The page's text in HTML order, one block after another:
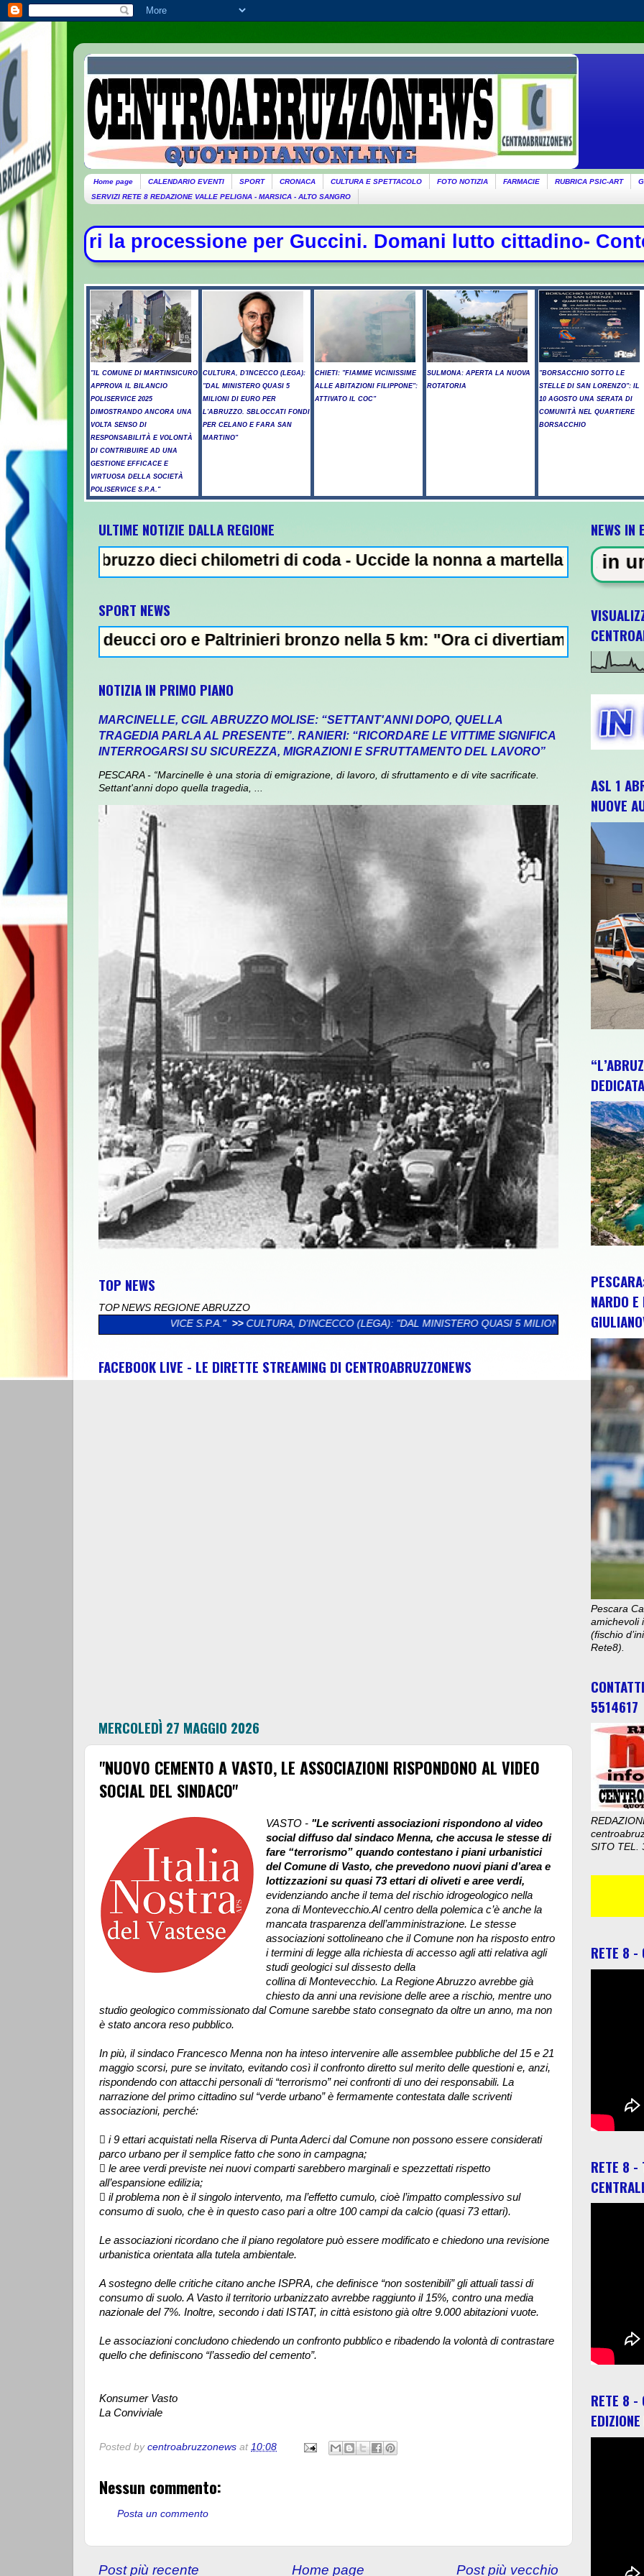
Home page CALENDARIO EVENTI SPORT CRONACA CULTURA E SPETTACOLO FOTO NOTIZIA FARMACIE RUBRICA PSIC-ART
SERVIZI RETE 8 REDAZIONE VALLE PELIGNA - MARSICA - ALTO SANGRO
per Guccini. Domani lutto cittadino- Conte sfida la
"IL COMUNE DI MARTINSICURO
APPROVA IL BILANCIO
POLISERVICE 2025
DIMOSTRANDO ANCORA UNA
VOLTA SENSO DI
RESPONSABILITÀ E VOLONTÀ
DI CONTRIBUIRE AD UNA
GESTIONE EFFICACE E
VIRTUOSA DELLA SOCIETÀ
POLISERVICE S.P.A."
CULTURA, D'INCECCO (LEGA):
"DAL MINISTERO QUASI 5
MILIONI DI EURO PER
L'ABRUZZO. SBLOCCATI FONDI
PER CELANO E FARA SAN
MARTINO"
CHIETI: "FIAMME VICINISSIME
ALLE ABITAZIONI FILIPPONE":
ATTIVATO IL COC"
SULMONA: APERTA LA NUOVA
ROTATORIA
"BORSACCHIO SOTTO LE
STELLE DI SAN LORENZO": IL
10 AGOSTO UNA SERATA DI
COMUNITÀ NEL QUARTIERE
BORSACCHIO
ULTIME NOTIZIE DALLA REGIONE
dieci chilometri di coda - Uccide la nonna a martellate, arrestato il nipote
SPORT NEWS
oro e Paltrinieri bronzo nella 5 km: "Ora ci divertiamo in staffetta"-
NOTIZIA IN PRIMO PIANO
MARCINELLE, CGIL ABRUZZO MOLISE: “SETTANT'ANNI DOPO, QUELLA
TRAGEDIA PARLA AL PRESENTE”. RANIERI: “RICORDARE LE VITTIME SIGNIFICA
INTERROGARSI SU SICUREZZA, MIGRAZIONI E SFRUTTAMENTO DEL LAVORO”
PESCARA - “Marcinelle è una storia di emigrazione, di lavoro, di sfruttamento e di vite sacrificate.
Settant'anni dopo quella tragedia, ...
TOP NEWS
TOP NEWS REGIONE ABRUZZO
CULTURA, D'INCECCO (LEGA): "DAL MINISTERO QUASI 5 MILIONI DI EURO PER L'ABRUZZO. SBLOCCATI
FACEBOOK LIVE - LE DIRETTE STREAMING DI CENTROABRUZZONEWS
MERCOLEDÌ 27 MAGGIO 2026
"NUOVO CEMENTO A VASTO, LE ASSOCIAZIONI RISPONDONO AL VIDEO
SOCIAL DEL SINDACO"
VASTO - "Le scriventi associazioni rispondono al video
social diffuso dal sindaco Menna, che accusa le stesse di
fare “terrorismo” quando contestano i piani urbanistici
del Comune di Vasto, che prevedono nuovi piani d’area e
lottizzazioni su quasi 73 ettari di oliveti e aree verdi,
evidenziando anche il tema del rischio idrogeologico nella
zona di Montevecchio.Al centro della polemica c’è anche la
mancata trasparenza dell’amministrazione. Le stesse
associazioni sottolineano che il Comune non ha risposto entro
i termini di legge alla richiesta di accesso agli atti relativa agli
studi geologici sul dissesto della
collina di Montevecchio. La Regione Abruzzo avrebbe già
chiesto da anni una revisione delle aree a rischio, mentre uno
studio geologico commissionato dal Comune sarebbe stato consegnato da oltre un anno, ma non
è stato ancora reso pubblico.
In più, il sindaco Francesco Menna non ha inteso intervenire alle assemblee pubbliche del 15 e 21
maggio scorsi, pure se invitato, evitando così il confronto diretto sul merito delle questioni e, anzi,
rispondendo con attacchi personali di “terrorismo” nei confronti di uno dei responsabili. La
narrazione del primo cittadino sul “verde urbano” è fermamente contestata dalle scriventi
associazioni, perché:
 i 9 ettari acquistati nella Riserva di Punta Aderci dal Comune non possono essere considerati
parco urbano per il semplice fatto che sono in campagna;
 le aree verdi previste nei nuovi comparti sarebbero marginali e spezzettati rispetto
all’espansione edilizia;
 il problema non è il singolo intervento, ma l’effetto cumulo, cioè l’impatto complessivo sul
consumo di suolo, che è in questo caso pari a oltre 100 campi da calcio (quasi 73 ettari).
Le associazioni ricordano che il piano regolatore può essere modificato e chiedono una revisione
urbanistica orientata alla tutela ambientale.
A sostegno delle critiche citano anche ISPRA, che definisce “non sostenibili” gli attuali tassi di
consumo di suolo. A Vasto il territorio urbanizzato avrebbe raggiunto il 15%, contro una media
nazionale del 7%. Inoltre, secondo i dati ISTAT, in città esistono già oltre 9.000 abitazioni vuote.
Le associazioni concludono chiedendo un confronto pubblico e ribadendo la volontà di contrastare
quello che definiscono “l’assedio del cemento”.
Konsumer Vasto
La Conviviale
Posted by centroabruzzonews at 10:08
Nessun commento:
Posta un commento
Post più recente Post più vecchio
Home page
NEWS IN
NEWS IN EVIDENZA - Sparatoria in una scuola a
ASL 1
NUOVE
NARDO
Pescara
amichevoli
(fischio
Rete8).
5514617
SITO TEL.
RETE 8 -
RETE 8 -
RETE 8 -